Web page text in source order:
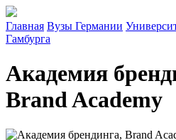
Главная Вузы Германии
Гамбурга
Академия
Brand Academy